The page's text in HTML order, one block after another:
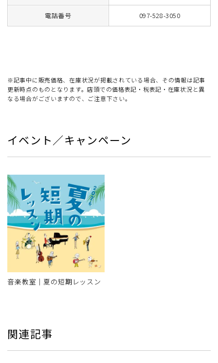
電話番号 097-528-3050
※記事中に販売価格、在庫状況が掲載されている場合、その情報は記事
更新時点のものとなります。店頭での価格表記・税表記・在庫状況と異
なる場合がございますので、ご注意下さい。
イベント／キャンペーン
音楽教室｜夏の短期レッスン
関連記事